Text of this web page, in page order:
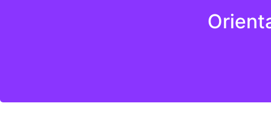
Invista com segurança nos EUA! Além de